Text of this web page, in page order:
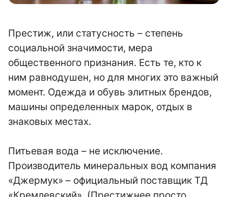
Престиж, или статусность – степень
социальной значимости, мера
общественного признания. Есть те, кто к
ним равнодушен, но для многих это важный
момент. Одежда и обувь элитных брендов,
машины определенных марок, отдых в
знаковых местах.
Питьевая вода – не исключение.
Производитель минеральных вод компания
«Джермук» – официальный поставщик ТД